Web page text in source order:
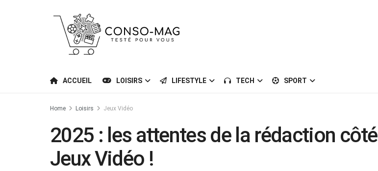
ACCUEIL LOISIRS LIFESTYLE TECH SPORT
Home Loisirs Jeux Vidéo
2025 : les attentes de la rédaction côté
Jeux Vidéo !